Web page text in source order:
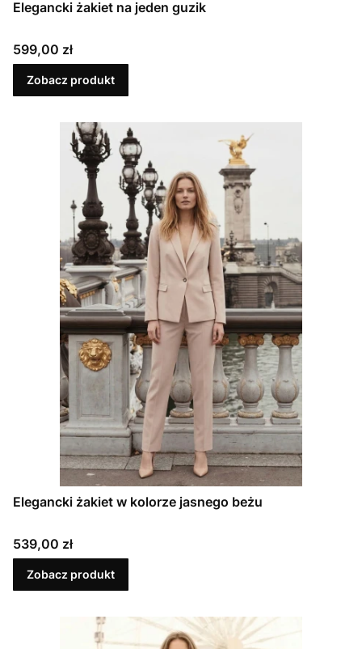
Elegancki żakiet na jeden guzik
Cena
599,00 zł
Zobacz produkt
Elegancki żakiet w kolorze jasnego beżu
Cena
539,00 zł
Zobacz produkt